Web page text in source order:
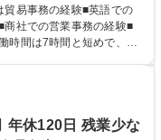
だきます。 ■受発注
調整 ■在庫管理 ■輸入書類
輸出入業全般 ■倉庫との
の業務をサポート頂きま
貿易事務の経験■英語での
商社での営業事務の経験■
したお客様の多様なニー
貫して手掛けています。
トップサービスが最大の強
年休120日 残業少な